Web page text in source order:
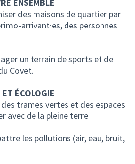
ENSEMBLE
des maisons de quartier par
arrivant·es, des personnes
un terrain de sports et de
Covet.
ÉCOLOGIE
des trames vertes et des espaces
avec de la pleine terre
les pollutions (air, eau, bruit,